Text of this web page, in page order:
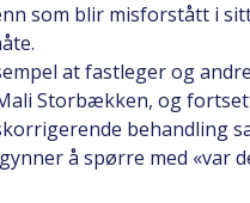
som blir misforstått i
at fastleger og
Storbækken, og
behandling
å spørre med «var